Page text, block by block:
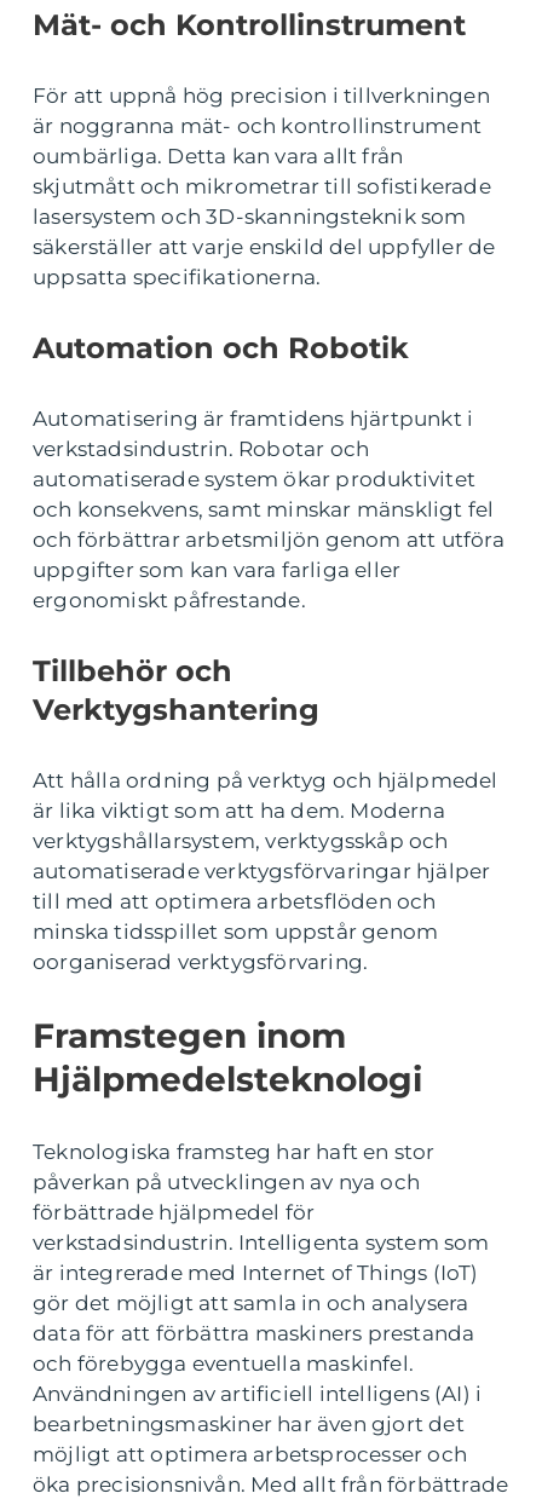
Mät- och Kontrollinstrument
För att uppnå hög precision i tillverkningen
är noggranna mät- och kontrollinstrument
oumbärliga. Detta kan vara allt från
skjutmått och mikrometrar till sofistikerade
lasersystem och 3D-skanningsteknik som
säkerställer att varje enskild del uppfyller de
uppsatta specifikationerna.
Automation och Robotik
Automatisering är framtidens hjärtpunkt i
verkstadsindustrin. Robotar och
automatiserade system ökar produktivitet
och konsekvens, samt minskar mänskligt fel
och förbättrar arbetsmiljön genom att utföra
uppgifter som kan vara farliga eller
ergonomiskt påfrestande.
Tillbehör och
Verktygshantering
Att hålla ordning på verktyg och hjälpmedel
är lika viktigt som att ha dem. Moderna
verktygshållarsystem, verktygsskåp och
automatiserade verktygsförvaringar hjälper
till med att optimera arbetsflöden och
minska tidsspillet som uppstår genom
oorganiserad verktygsförvaring.
Framstegen inom
Hjälpmedelsteknologi
Teknologiska framsteg har haft en stor
påverkan på utvecklingen av nya och
förbättrade hjälpmedel för
verkstadsindustrin. Intelligenta system som
är integrerade med Internet of Things (IoT)
gör det möjligt att samla in och analysera
data för att förbättra maskiners prestanda
och förebygga eventuella maskinfel.
Användningen av artificiell intelligens (AI) i
bearbetningsmaskiner har även gjort det
möjligt att optimera arbetsprocesser och
öka precisionsnivån. Med allt från förbättrade